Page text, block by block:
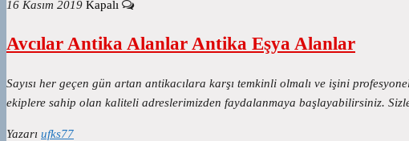
16 Kasım 2019 Kapalı
Avcılar Antika Alanlar Antika Eşya Alanlar
Sayısı her geçen gün artan antikacılara karşı temkinli olmalı ve işini
ekiplere sahip olan kaliteli adreslerimizden faydalanmaya başlayabilirsiniz.
Yazarı ufks77